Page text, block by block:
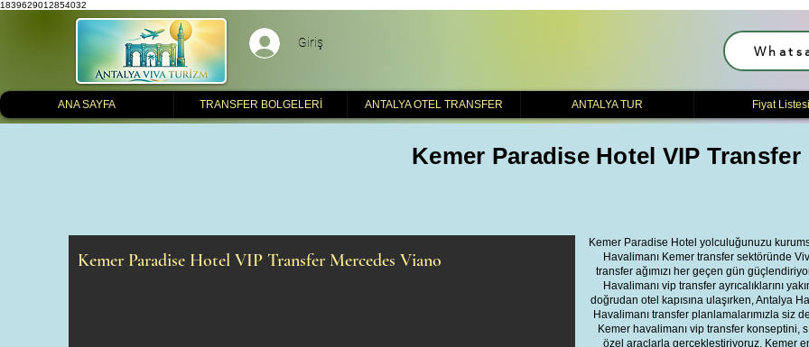
1839629012854032
Giriş
ANA SAYFA TRANSFER BOLGELERİ ANTALYA OTEL TRANSFER ANTALYA TUR Fiyat Listesi
Kemer Paradise Hotel VIP Transfer
Kemer Paradise Hotel VIP Transfer Mercedes Viano
Kemer Paradise Hotel yolculuğunuzu
Havalimanı Kemer transfer sektöründe
transfer ağımızı her geçen gün
Havalimanı vip transfer ayrıcalıklarını
doğrudan otel kapısına ulaşırken, Antalya
Havalimanı transfer planlamalarımızla siz
Kemer havalimanı vip transfer konseptini,
özel araçlarla gerçekleştiriyoruz. Kemer